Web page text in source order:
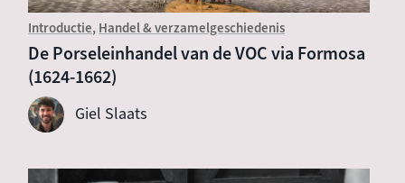
Introductie Handel & verzamelgeschiedenis
De Porseleinhandel van de VOC via Formosa
(1624-1662)
Giel Slaats